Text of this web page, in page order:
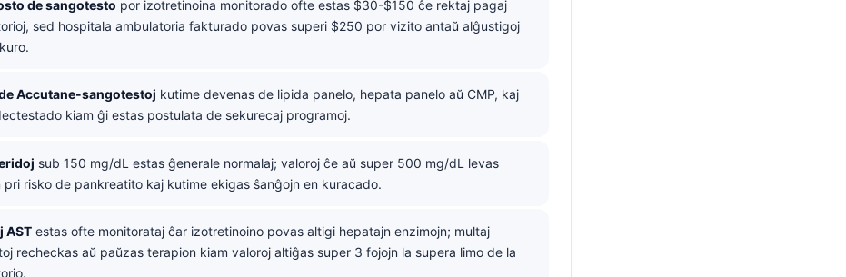
de sangotesto por izotretinoina monitorado ofte estas $30-$150 ĉe rektaj pagaj
sed hospitala ambulatoria fakturado povas superi $250 por vizito antaŭ alĝustigoj
Accutane-sangotestoj kutime devenas de lipida panelo, hepata panelo aŭ CMP, kaj
kiam ĝi estas postulata de sekurecaj programoj.
sub 150 mg/dL estas ĝenerale normalaj; valoroj ĉe aŭ super 500 mg/dL levas
pri risko de pankreatito kaj kutime ekigas ŝanĝojn en kuracado.
AST estas ofte monitorataj ĉar izotretinoino povas altigi hepatajn enzimojn; multaj
recheckas aŭ paŭzas terapion kiam valoroj altiĝas super 3 fojojn la supera limo de la